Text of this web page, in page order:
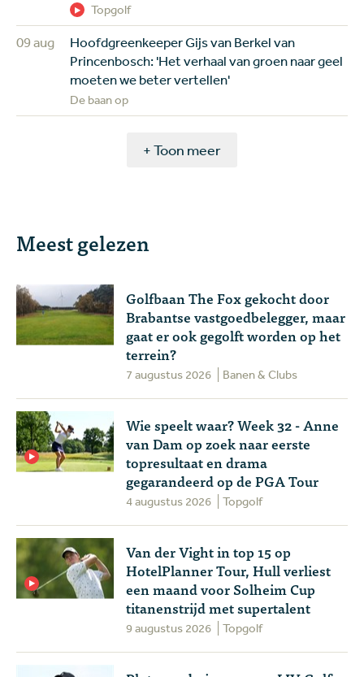
Topgolf
09 aug
Hoofdgreenkeeper Gijs van Berkel van
Princenbosch: 'Het verhaal van groen naar geel
moeten we beter vertellen'
De baan op
+ Toon meer
Meest gelezen
Golfbaan The Fox gekocht door
Brabantse vastgoedbelegger, maar
gaat er ook gegolft worden op het
terrein?
7 augustus 2026 Banen & Clubs
Wie speelt waar? Week 32 - Anne
van Dam op zoek naar eerste
topresultaat en drama
gegarandeerd op de PGA Tour
4 augustus 2026 Topgolf
Van der Vight in top 15 op
HotelPlanner Tour, Hull verliest
een maand voor Solheim Cup
titanenstrijd met supertalent
9 augustus 2026 Topgolf